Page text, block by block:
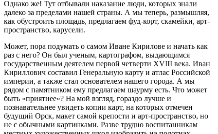
Однако же! Тут отбывали наказание люди, которых знали
далеко за пределами нашей страны. А мы теперь, размышляя,
как обустроить площадь, предлагаем фуд-корт, скамейки, арт-
пространство, карусели.
Может, пора подумать о самом Иване Кирилове и начать как
раз с него? Он был ученым, картографом, выдающимся
государственным деятелем первой четверти XVIII века. Иван
Кириллович составил Генеральную карту и атлас Российской
империи, а также стал основателем нашего города. А мы
рядом с памятником ему предлагаем шаурму есть. Что может
быть «приятнее»? На мой взгляд, гораздо лучше и
познавательнее увидеть копии карт, на которых отмечен
будущий Орск, макет самой крепости и арт-пространство, но
не с обычными картинками. Разве трудно воспитанникам